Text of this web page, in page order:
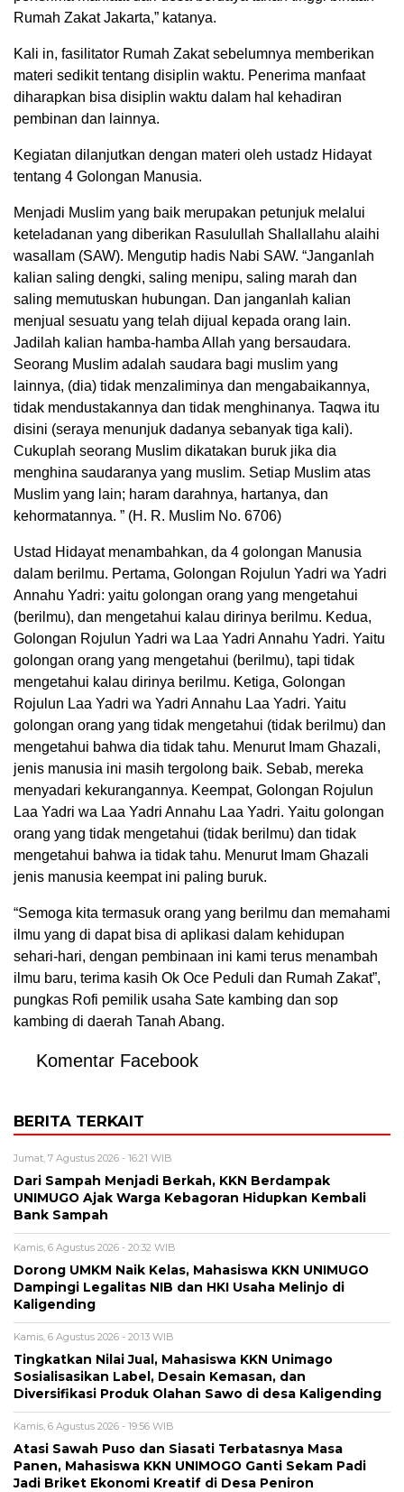
Rumah Zakat Jakarta,” katanya.
Kali in, fasilitator Rumah Zakat sebelumnya memberikan
materi sedikit tentang disiplin waktu. Penerima manfaat
diharapkan bisa disiplin waktu dalam hal kehadiran
pembinan dan lainnya.
Kegiatan dilanjutkan dengan materi oleh ustadz Hidayat
tentang 4 Golongan Manusia.
Menjadi Muslim yang baik merupakan petunjuk melalui
keteladanan yang diberikan Rasulullah Shallallahu alaihi
wasallam (SAW). Mengutip hadis Nabi SAW. “Janganlah
kalian saling dengki, saling menipu, saling marah dan
saling memutuskan hubungan. Dan janganlah kalian
menjual sesuatu yang telah dijual kepada orang lain.
Jadilah kalian hamba-hamba Allah yang bersaudara.
Seorang Muslim adalah saudara bagi muslim yang
lainnya, (dia) tidak menzaliminya dan mengabaikannya,
tidak mendustakannya dan tidak menghinanya. Taqwa itu
disini (seraya menunjuk dadanya sebanyak tiga kali).
Cukuplah seorang Muslim dikatakan buruk jika dia
menghina saudaranya yang muslim. Setiap Muslim atas
Muslim yang lain; haram darahnya, hartanya, dan
kehormatannya. ” (H. R. Muslim No. 6706)
Ustad Hidayat menambahkan, da 4 golongan Manusia
dalam berilmu. Pertama, Golongan Rojulun Yadri wa Yadri
Annahu Yadri: yaitu golongan orang yang mengetahui
(berilmu), dan mengetahui kalau dirinya berilmu. Kedua,
Golongan Rojulun Yadri wa Laa Yadri Annahu Yadri. Yaitu
golongan orang yang mengetahui (berilmu), tapi tidak
mengetahui kalau dirinya berilmu. Ketiga, Golongan
Rojulun Laa Yadri wa Yadri Annahu Laa Yadri. Yaitu
golongan orang yang tidak mengetahui (tidak berilmu) dan
mengetahui bahwa dia tidak tahu. Menurut Imam Ghazali,
jenis manusia ini masih tergolong baik. Sebab, mereka
menyadari kekurangannya. Keempat, Golongan Rojulun
Laa Yadri wa Laa Yadri Annahu Laa Yadri. Yaitu golongan
orang yang tidak mengetahui (tidak berilmu) dan tidak
mengetahui bahwa ia tidak tahu. Menurut Imam Ghazali
jenis manusia keempat ini paling buruk.
“Semoga kita termasuk orang yang berilmu dan memahami
ilmu yang di dapat bisa di aplikasi dalam kehidupan
sehari-hari, dengan pembinaan ini kami terus menambah
ilmu baru, terima kasih Ok Oce Peduli dan Rumah Zakat”,
pungkas Rofi pemilik usaha Sate kambing dan sop
kambing di daerah Tanah Abang.
Komentar Facebook
BERITA TERKAIT
Jumat, 7 Agustus 2026 - 16:21 WIB
Dari Sampah Menjadi Berkah, KKN Berdampak
UNIMUGO Ajak Warga Kebagoran Hidupkan Kembali
Bank Sampah
Kamis, 6 Agustus 2026 - 20:32 WIB
Dorong UMKM Naik Kelas, Mahasiswa KKN UNIMUGO
Dampingi Legalitas NIB dan HKI Usaha Melinjo di
Kaligending
Kamis, 6 Agustus 2026 - 20:13 WIB
Tingkatkan Nilai Jual, Mahasiswa KKN Unimago
Sosialisasikan Label, Desain Kemasan, dan
Diversifikasi Produk Olahan Sawo di desa Kaligending
Kamis, 6 Agustus 2026 - 19:56 WIB
Atasi Sawah Puso dan Siasati Terbatasnya Masa
Panen, Mahasiswa KKN UNIMOGO Ganti Sekam Padi
Jadi Briket Ekonomi Kreatif di Desa Peniron